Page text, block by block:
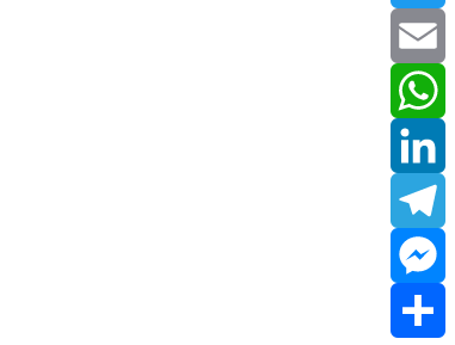
Twitter
Email
WhatsApp
LinkedIn
Telegram
Messenger